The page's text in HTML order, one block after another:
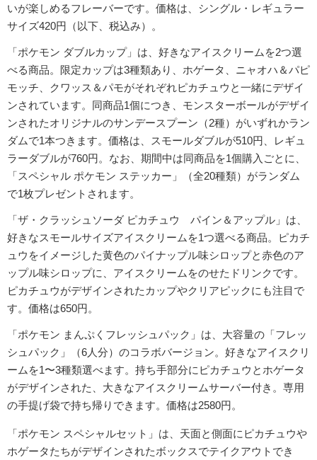
いが楽しめるフレーバーです。価格は、シングル・レギュラー
サイズ420円（以下、税込み）。
「ポケモン ダブルカップ」は、好きなアイスクリームを2つ選
べる商品。限定カップは3種類あり、ホゲータ、ニャオハ＆パピ
モッチ、クワッス＆パモがそれぞれピカチュウと一緒にデザイ
ンされています。同商品1個につき、モンスターボールがデザイ
ンされたオリジナルのサンデースプーン（2種）がいずれかラン
ダムで1本つきます。価格は、スモールダブルが510円、レギュ
ラーダブルが760円。なお、期間中は同商品を1個購入ごとに、
「スペシャル ポケモン ステッカー」（全20種類）がランダム
で1枚プレゼントされます。
「ザ・クラッシュソーダ ピカチュウ パイン＆アップル」は、
好きなスモールサイズアイスクリームを1つ選べる商品。ピカチ
ュウをイメージした黄色のパイナップル味シロップと赤色のア
ップル味シロップに、アイスクリームをのせたドリンクです。
ピカチュウがデザインされたカップやクリアピックにも注目で
す。価格は650円。
「ポケモン まんぷくフレッシュパック」は、大容量の「フレッ
シュパック」（6人分）のコラボバージョン。好きなアイスクリ
ームを1〜3種類選べます。持ち手部分にピカチュウとホゲータ
がデザインされた、大きなアイスクリームサーバー付き。専用
の手提げ袋で持ち帰りできます。価格は2580円。
「ポケモン スペシャルセット」は、天面と側面にピカチュウや
ホゲータたちがデザインされたボックスでテイクアウトでき